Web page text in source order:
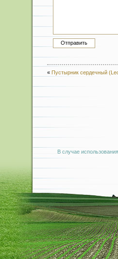
« Пустырник сердечный
В случае